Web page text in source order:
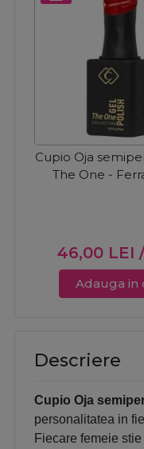
Cupio Oja
The One -
46,00 LEI
Adauga in
Descriere
Cupio Oja
personalitatea in
Fiecare femeie